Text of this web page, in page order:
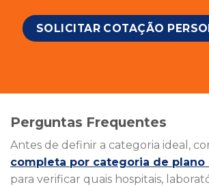
SOLICITAR COTAÇÃO
Perguntas Frequentes
Antes de definir a categoria ideal,
completa por categoria de plano
para verificar quais hospitais,